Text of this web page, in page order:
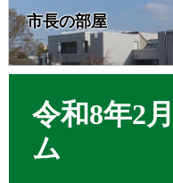
市長の部屋
令和8年2
ム